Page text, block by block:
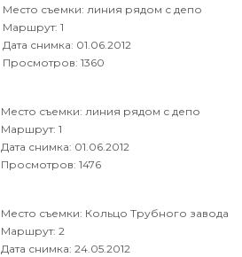
Место съемки: линия рядом с депо
Маршрут: 1
Дата снимка: 01.06.2012
Просмотров: 1360
Место съемки: линия рядом с депо
Маршрут: 1
Дата снимка: 01.06.2012
Просмотров: 1476
Место съемки: Кольцо Трубного завода
Маршрут: 2
Дата снимка: 24.05.2012